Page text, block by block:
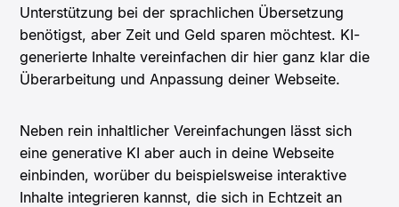
Unterstützung bei der sprachlichen Übersetzung
benötigst, aber Zeit und Geld sparen möchtest. KI-
generierte Inhalte vereinfachen dir hier ganz klar die
Überarbeitung und Anpassung deiner Webseite.
Neben rein inhaltlicher Vereinfachungen lässt sich
eine generative KI aber auch in deine Webseite
einbinden, worüber du beispielsweise interaktive
Inhalte integrieren kannst, die sich in Echtzeit an